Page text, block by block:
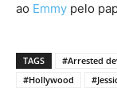
ao Emmy pelo
TAGS #Arrested
#Hollywood